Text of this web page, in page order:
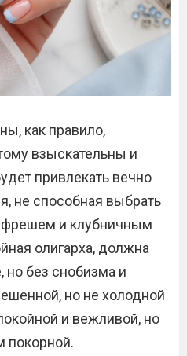
как правило,
взыскательны и
привлекать вечно
не способная выбрать
и клубничным
олигарха, должна
но без снобизма и
но не холодной
и вежливой, но
покорной.